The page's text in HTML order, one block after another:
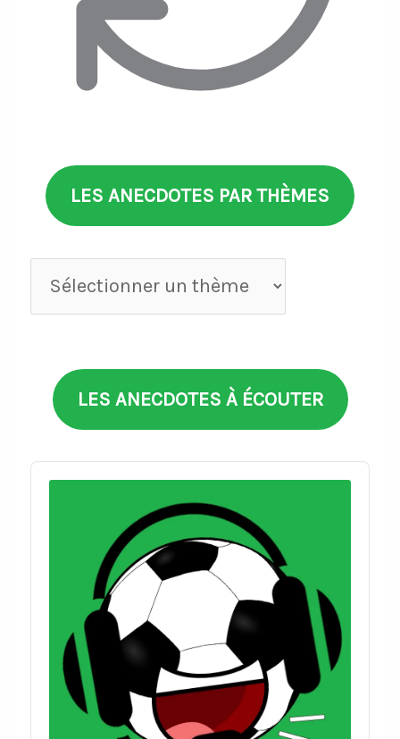
LES ANECDOTES PAR THÈMES
Anecdotes
par
LES ANECDOTES À ÉCOUTER
Audio
Player